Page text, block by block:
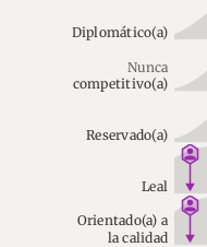
Diplomático(a)
Nunca
competitivo(a)
Reservado(a)
Leal
Orientado(a) a
la calidad